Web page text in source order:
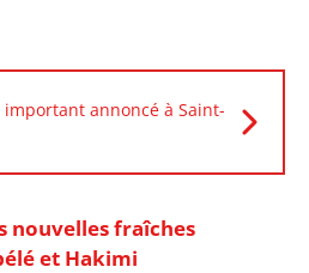
important annoncé à Saint-
nouvelles fraîches
et Hakimi